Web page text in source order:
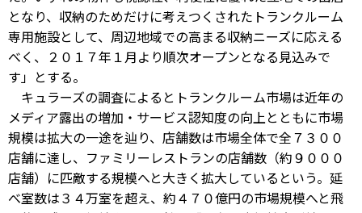
となり、収納のためだけに考えつくされたトランクルーム
専用施設として、周辺地域での高まる収納ニーズに応える
べく、２０１７年１月より順次オープンとなる見込みで
す」とする。
キュラーズの調査によるとトランクルーム市場は近年の
メディア露出の増加・サービス認知度の向上とともに市場
規模は拡大の一途を辿り、店舗数は市場全体で全７３００
店舗に達し、ファミリーレストランの店舗数（約９０００
店舗）に匹敵する規模へと大きく拡大しているという。延
べ室数は３４万室を超え、約４７０億円の市場規模へと飛